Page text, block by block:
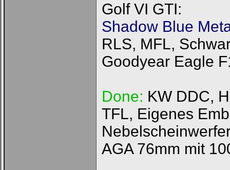
Golf VI GTI:
Shadow Blue
RLS, MFL,
Goodyear Eagle
Done: KW DDC,
TFL, Eigenes
AGA 76mm mit